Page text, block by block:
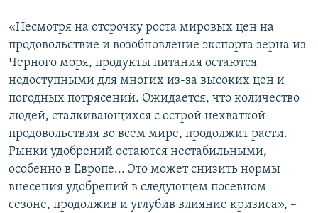
«Несмотря на отсрочку роста мировых цен на
продовольствие и возобновление экспорта зерна из
Черного моря, продукты питания остаются
недоступными для многих из-за высоких цен и
погодных потрясений. Ожидается, что количество
людей, сталкивающихся с острой нехваткой
продовольствия во всем мире, продолжит расти.
Рынки удобрений остаются нестабильными,
особенно в Европе... Это может снизить нормы
внесения удобрений в следующем посевном
сезоне, продолжив и углубив влияние кризиса», –